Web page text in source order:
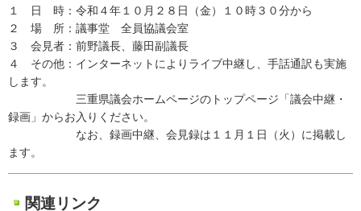
１ 日 時：令和４年１０月２８日（金）１０時３０分から
２ 場 所：議事堂 全員協議会室
３ 会見者：前野議長、藤田副議長
４ その他：インターネットによりライブ中継し、手話通訳も実施
します。
三重県議会ホームページのトップページ「議会中継・
録画」からお入りください。
なお、録画中継、会見録は１１月１日（火）に掲載し
ます。
関連リンク